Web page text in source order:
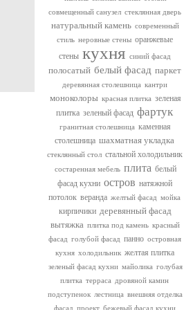
совмещенный санузел стеклянная дверь
натуральный камень современный
стиль неровные стены оранжевые
стены кухня синий фасад
полосатый белый фасад паркет
деревянная столешница кантри
моноколоры красная плитка зеленая
плитка зеленый фасад фартук
гранитная столешница каменная
столешница шахматная укладка
стеклянный стол стальной холодильник
состаренная мебель плита белый
фасад кухни остров натяжной
потолок веранда желтый фасад мойка
кирпичики деревянный фасад
вытяжка плитка под камень красный
фасад голубой фасад панно островная
кухня холодильник желтая плитка
зеленый фасад кухни майолика голубая
плитка терраса дровяной камин
подступенок лестница внешняя отделка
фасад проект бежевый фасад кухни